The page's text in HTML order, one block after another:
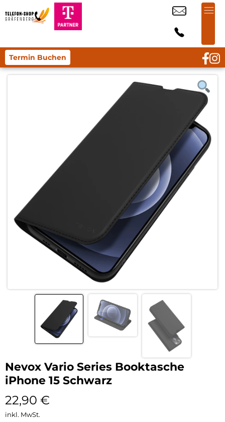
Termin Buchen
Nevox Vario Series Booktasche
iPhone 15 Schwarz
22,90 €
inkl. MwSt.